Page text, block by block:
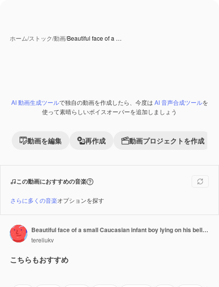
ホーム/ストック/動画/Beautiful face of a …
Premium
AI 動画生成ツールで独自の動画を作成したら、今度は AI 音声合成ツールを
使って素晴らしいボイスオーバーを追加しましょう
動画を編集 再作成 動画プロジェクトを作成
この動画におすすめの音楽
さらに多くの音楽オプションを探す
Beautiful face of a small Caucasian infant boy lying on his belly. Cute baby looking around with surprise. Close up. Blurred backdrop.
tereliukv
こちらもおすすめ